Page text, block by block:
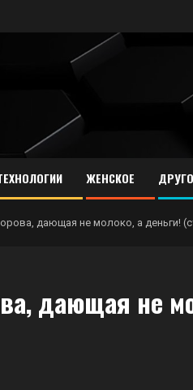
ЖЕНСКОЕ
дающая не молоко, а деньги!
дающая не